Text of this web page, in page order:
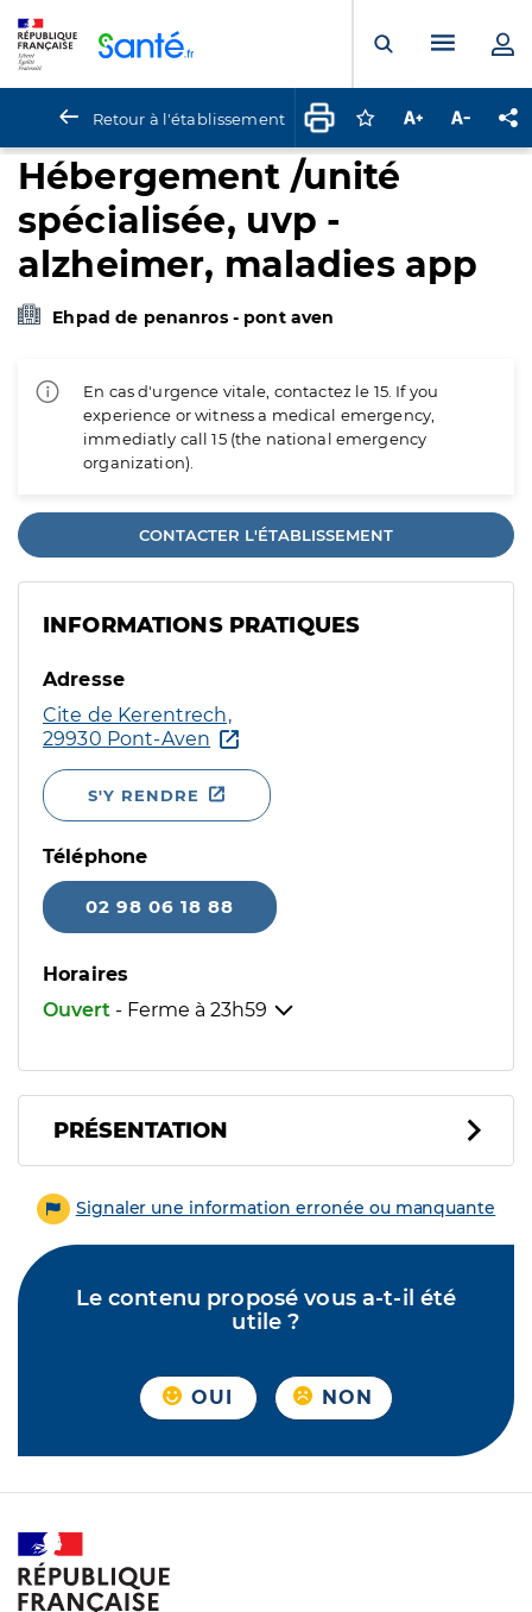
Ouvrir laMenu
Retour à l'établissement Connectez-vous
Augmenter la
Hébergement /unité
spécialisée, uvp -
alzheimer, maladies app
Ehpad de penanros - pont aven
En cas d'urgence vitale, contactez le 15. If you
experience or witness a medical emergency,
immediatly call 15 (the national emergency
organization).
CONTACTER L'ÉTABLISSEMENT
INFORMATIONS PRATIQUES
Adresse
Cite de Kerentrech,
29930 Pont-Aven
S'Y RENDRE
Téléphone
02 98 06 18 88
Horaires
Ouvert - Ferme à 23h59
PRÉSENTATION
Signaler une information erronée ou manquante
Le contenu proposé vous a-t-il été
utile ?
OUI NON